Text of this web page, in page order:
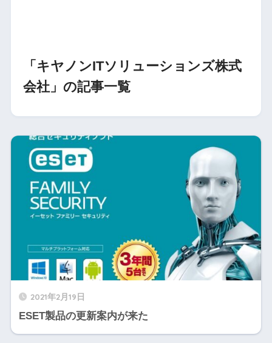
「キヤノンITソリューションズ株式
会社」の記事一覧
2021年2月19日
ESET製品の更新案内が来た